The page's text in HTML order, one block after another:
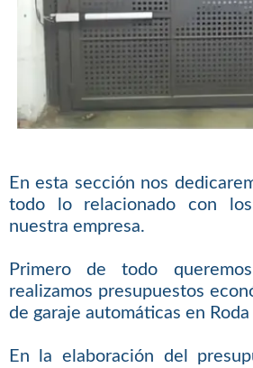
En esta sección nos
todo lo relacionado con
nuestra empresa.
Primero de todo
realizamos presupuestos
de garaje automáticas en Roda
En la elaboración del